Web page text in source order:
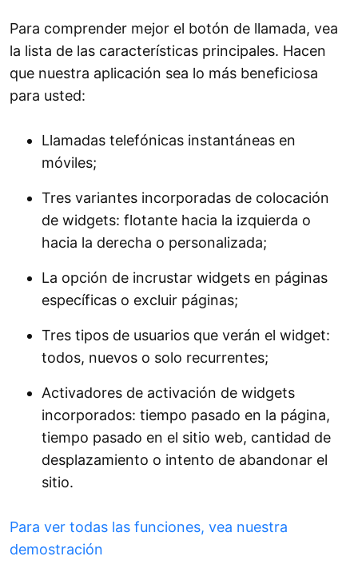
Para comprender mejor el botón de llamada, vea
la lista de las características principales. Hacen
que nuestra aplicación sea lo más beneficiosa
para usted:
Llamadas telefónicas instantáneas en
móviles;
Tres variantes incorporadas de colocación
de widgets: flotante hacia la izquierda o
hacia la derecha o personalizada;
La opción de incrustar widgets en páginas
específicas o excluir páginas;
Tres tipos de usuarios que verán el widget:
todos, nuevos o solo recurrentes;
Activadores de activación de widgets
incorporados: tiempo pasado en la página,
tiempo pasado en el sitio web, cantidad de
desplazamiento o intento de abandonar el
sitio.
Para ver todas las funciones, vea nuestra
demostración